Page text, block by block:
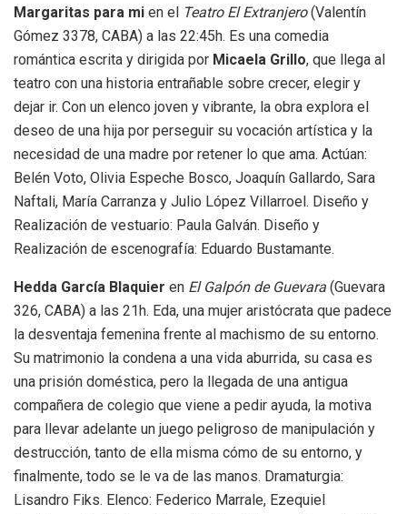
Margaritas para mi en el Teatro El Extranjero(Valentín
Gómez 3378, CABA) a las 22:45h. Es una comedia
romántica escrita y dirigida por Micaela Grillo, que llega al
teatro con una historia entrañable sobre crecer, elegir y
dejar ir. Con un elenco joven y vibrante, la obra explora el
deseo de una hija por perseguir su vocación artística y la
necesidad de una madre por retener lo que ama. Actúan:
Belén Voto, Olivia Espeche Bosco, Joaquín Gallardo, Sara
Naftali, María Carranza y Julio López Villarroel. Diseño y
Realización de vestuario: Paula Galván. Diseño y
Realización de escenografía: Eduardo Bustamante.
Hedda García Blaquier en El Galpón de Guevara (Guevara
326, CABA) a las 21h. Eda, una mujer aristócrata que padece
la desventaja femenina frente al machismo de su entorno.
Su matrimonio la condena a una vida aburrida, su casa es
una prisión doméstica, pero la llegada de una antigua
compañera de colegio que viene a pedir ayuda, la motiva
para llevar adelante un juego peligroso de manipulación y
destrucción, tanto de ella misma cómo de su entorno, y
finalmente, todo se le va de las manos. Dramaturgia:
Lisandro Fiks. Elenco: Federico Marrale, Ezequiel